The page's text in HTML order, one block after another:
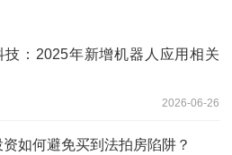
技：2025年新增机器人应用相关
2026-06-26
资如何避免买到法拍房陷阱？